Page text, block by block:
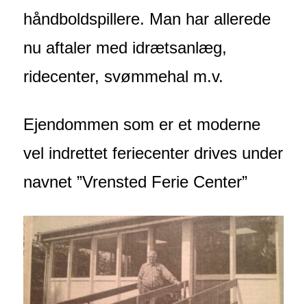
håndboldspillere. Man har allerede
nu aftaler med idrætsanlæg,
ridecenter, svømmehal m.v.
Ejendommen som er et moderne
vel indrettet feriecenter drives under
navnet ”Vrensted Ferie Center”